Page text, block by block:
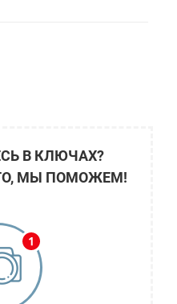
В КЛЮЧАХ?
МЫ ПОМОЖЕМ!